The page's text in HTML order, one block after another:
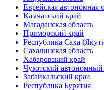
Еврейская автономная
Камчатский край
Магаданская область
Приморский край
Республика Саха
Сахалинская область
Хабаровский край
Чукотский автономный
Забайкальский край
Республика Бурятия